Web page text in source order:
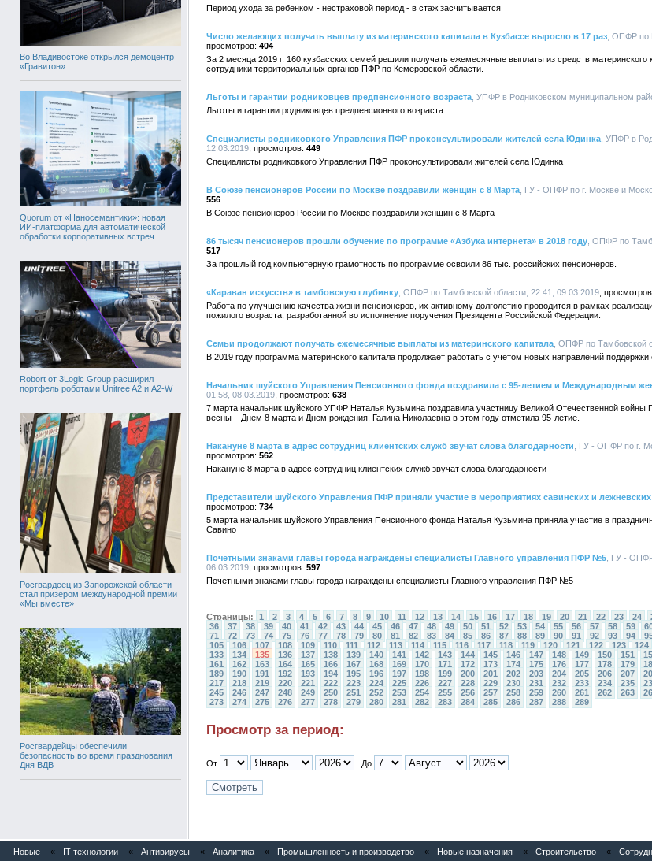
Во Владивостоке открылся демоцентр
«Гравитон»
Quorum от «Наносемантики»: новая
ИИ-платформа для автоматической
обработки корпоративных встреч
Robort от 3Logic Group расширил
портфель роботами Unitree A2 и A2-W
Росгвардеец из Запорожской области
стал призером международной премии
«Мы вместе»
Росгвардейцы обеспечили
безопасность во время празднования
Дня ВДВ
Период ухода за ребенком - нестраховой период - в стаж засчитывается
Число желающих получать выплату из материнского капитала в Кузбассе выросло в 17 раз , ОПФР по
404
За 2 месяца 2019 г. 160 кузбасских семей решили получать ежемесячные выплаты из средств материнского
сотрудники территориальных органов ПФР по Кемеровской области.
Льготы и гарантии родниковцев предпенсионного возраста , УПФР в Родниковском муниципальном
Льготы и гарантии родниковцев предпенсионного возраста
Специалисты родниковкого Управления ПФР проконсультировали жителей села Юдинка , УПФР в
12.03.2019
449
Специалисты родниковкого Управления ПФР проконсультировали жителей села Юдинка
В Союзе пенсионеров России по Москве поздравили женщин с 8 Марта , ГУ - ОПФР по г. Москве и
556
В Союзе пенсионеров России по Москве поздравили женщин с 8 Марта
86 тысяч пенсионеров прошли обучение по программе «Азбука интернета» в 2018 году , ОПФР по
517
За прошлый год компьютерную грамотность по программе освоили 86 тыс. российских пенсионеров.
«Караван искусств» в тамбовскую глубинку , ОПФР по Тамбовской области, 22:41, 09.03.2019
Работа по улучшению качества жизни пенсионеров, их активному долголетию проводится в рамках
пожилого возраста, разработанной во исполнение поручения Президента Российской Федерации.
Семьи продолжают получать ежемесячные выплаты из материнского капитала , ОПФР по Тамбовской
В 2019 году программа материнского капитала продолжает работать с учетом новых направлений
Начальник шуйского Управления Пенсионного фонда поздравила с 95-летием и Международным
01:58, 08.03.2019
638
7 марта начальник шуйского УПФР Наталья Кузьмина поздравила участницу Великой Отечественной войны
весны – Днем 8 марта и Днем рождения. Галина Николаевна в этом году отметила 95-летие.
Накануне 8 марта в адрес сотрудниц клиентских служб звучат слова благодарности , ГУ - ОПФР по г.
562
Накануне 8 марта в адрес сотрудниц клиентских служб звучат слова благодарности
Представители шуйского Управления ПФР приняли участие в мероприятиях савинских и
734
5 марта начальник шуйского Управления Пенсионного фонда Наталья Кузьмина приняла участие в
Савино
Почетными знаками главы города награждены специалисты Главного управления ПФР №5 , ГУ -
06.03.2019
597
Почетными знаками главы города награждены специалисты Главного управления ПФР №5
Страницы: 1 2 3 4 5 6 7 8 9 10 11 12 13 14 15 16 17 18 19 20 21 22 23 24
36
37 38 39 40 41 42 43 44 45 46 47 48 49 50 51 52 53 54 55 56 57 58 59
71
72 73 74 75 76 77 78 79 80 81 82 83 84 85 86 87 88 89 90 91 92 93 94
105
106 107 108 109 110 111 112 113 114 115 116 117 118 119 120 121 122 123 124
133
134 135 136 137 138 139 140 141 142 143 144 145 146 147 148 149 150 151
161
162 163 164 165 166 167 168 169 170 171 172 173 174 175 176 177 178 179
189
190 191 192 193 194 195 196 197 198 199 200 201 202 203 204 205 206 207
217
218 219 220 221 222 223 224 225 226 227 228 229 230 231 232 233 234 235
245
246 247 248 249 250 251 252 253 254 255 256 257 258 259 260 261 262 263
273
274 275 276 277 278 279 280 281 282 283 284 285 286 287 288 289
Просмотр за период:
От До
Новые « IT технологии « Антивирусы « Аналитика « Промышленность и производство « Новые назначения « Строительство «